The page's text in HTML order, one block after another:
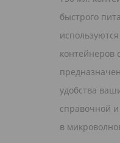
быстрого
контейнеров
удобства
справочной
в